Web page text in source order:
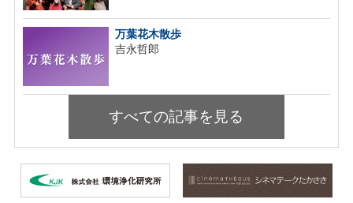
万葉花木散歩
吉永哲郎
すべての記事を見る